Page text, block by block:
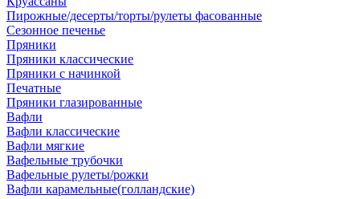
Пирожные/десерты/торты/рулеты фасованные
Сезонное печенье
Пряники
Пряники классические
Пряники с начинкой
Печатные
Пряники глазированные
Вафли
Вафли классические
Вафли мягкие
Вафельные трубочки
Вафельные рулеты/рожки
Вафли карамельные(голландские)